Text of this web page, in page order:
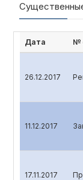
Дата №
26.12.2017
11.12.2017
17.11.2017